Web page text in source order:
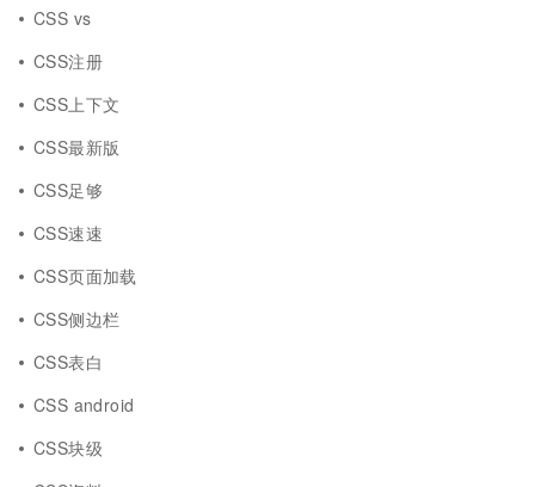
CSS vs
CSS注册
CSS上下文
CSS最新版
CSS足够
CSS速速
CSS页面加载
CSS侧边栏
CSS表白
CSS android
CSS块级